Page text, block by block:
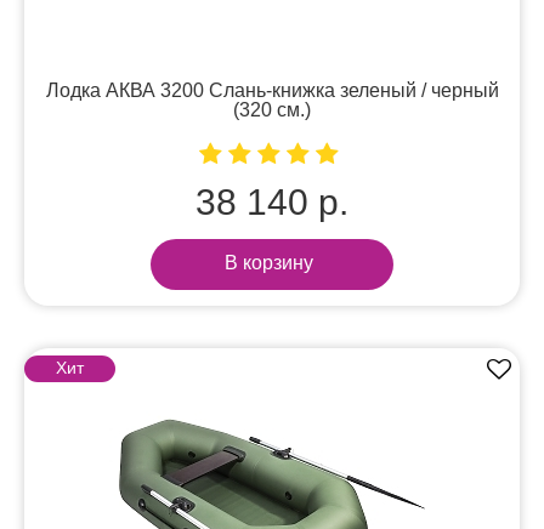
Лодка АКВА 3200 Слань-книжка зеленый / черный
(320 см.)
38 140 р.
В корзину
Хит